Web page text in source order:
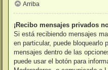
Arriba
¡Recibo mensajes privados
Si está recibiendo mensajes
en particular, puede bloquearlo
mensajes dentro de las
puede usar el botón para